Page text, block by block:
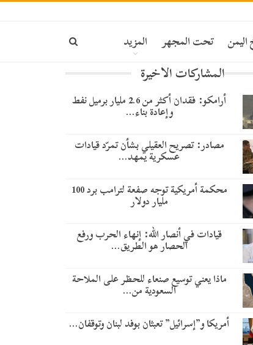
اليمن تحت المجهر المزيد
المشاركات الاخيرة
أرامكو: فقدان أكثر من 2.6 مليار برميل نفط
وإعادة بناء…
مصادر: تصريح العقيلي بشأن تمرّد قيادات
عسكرية يمهد…
محكمة أمريكية توجه صفعة لترامب برد 100
مليار دولار
قيادات في أنصار الله: إنهاء الحرب ورفع
الحصار هو الطريق…
ماذا يعني توسيع صنعاء للحظر على الملاحة
السعودية من…
أمريكا و”إسرائيل” تعبثان بوفد لبنان وتوقفان…